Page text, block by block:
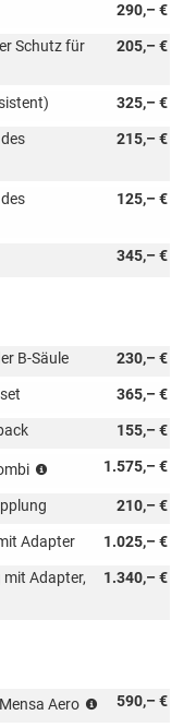
290,– €
205,– €
Schutz für
325,– €
215,– €
125,– €
345,– €
230,– €
B-Säule
365,– €
155,– €
1.575,– €
210,– €
1.025,– €
Adapter
1.340,– €
Adapter,
590,– €
Aero
(außer